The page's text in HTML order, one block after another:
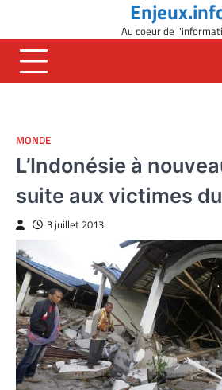
content
Au coeur de
MONDE
L’Indonésie à
suite aux victimes
3 juillet 2013